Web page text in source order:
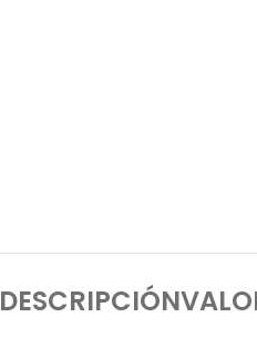
DESCRIPCIÓN